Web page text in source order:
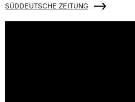
SÜDDEUTSCHE ZEITUNG